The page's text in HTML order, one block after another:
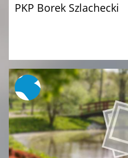
PKP Borek Szlachecki